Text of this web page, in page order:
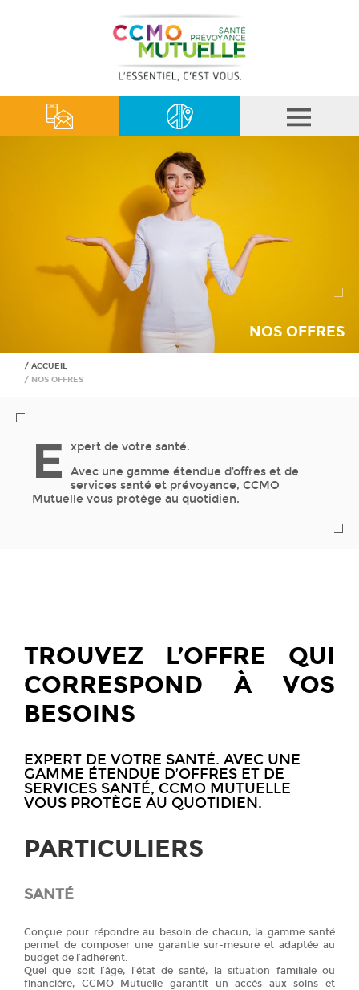
NOS OFFRES
ACCUEIL
NOS OFFRES
E
xpert de votre santé.
Avec une gamme étendue d’offres et de
services santé et prévoyance, CCMO
Mutuelle vous protège au quotidien.
TROUVEZ L’OFFRE QUI
CORRESPOND À VOS
BESOINS
EXPERT DE VOTRE SANTÉ. AVEC UNE
GAMME ÉTENDUE D’OFFRES ET DE
SERVICES SANTÉ, CCMO MUTUELLE
VOUS PROTÈGE AU QUOTIDIEN.
PARTICULIERS
SANTÉ
Conçue pour répondre au besoin de chacun, la gamme santé
permet de composer une garantie sur-mesure et adaptée au
budget de l’adhérent.
Quel que soit l’âge, l’état de santé, la situation familiale ou
financière, CCMO Mutuelle garantit un accès aux soins et